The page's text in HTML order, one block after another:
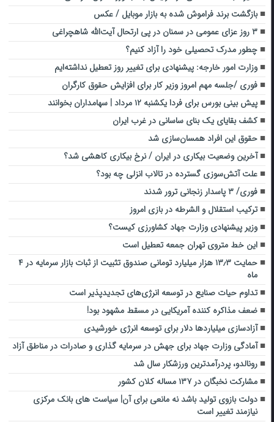
بازگشت برند فراموش شده به بازار موبایل / عکس
۳ روز عزای عمومی در سمنان در پی ارتحال آیت‌الله شاهچراغی
چطور مدرک تحصیلی خود را آزاد کنیم؟
وزارت امور خارجه: پیشنهادی برای تغییر روز تعطیل نداشته‌ایم
فوری /جلسه مهم امروز وزیر کار برای افزایش حقوق کارگران
پیش بینی بورس برای فردا یکشنبه ۱۲ مرداد | سهامداران بخوانند
کشف بقایای یک بنای ساسانی در غرب ایران
حقوق این افراد همسان‌سازی شد
آخرین وضعیت بیکاری در ایران / نرخ بیکاری کاهشی شد؟
علت آتش‌سوزی گسترده در تالاب انزلی چه بود؟
فوری/ ۳ پاسدار زنجانی ترور شدند
ترکیب استقلال و الشرطه در بازی امروز
وزیر پیشنهادی وزارت جهاد کشاورزی کیست؟
این خط متروی تهران جمعه‌ تعطیل است
حمایت ۱۳٫۳ هزار میلیارد تومانی صندوق تثبیت از ثبات بازار سرمایه در ۴
ماه
تداوم حیات صنایع در توسعه انرژی‌های تجدیدپذیر است
ضعف مذاکره کننده آمریکایی در مسقط مشهود بود!
آزادسازی میلیاردها دلار برای توسعه انرژی خورشیدی
آمادگی وزارت جهاد برای جهش در سرمایه گذاری و صادرات در مناطق آزاد
رونالدو، پردرآمدترین ورزشکار سال شد
مشارکت نخبگان در ۱۳۷ مساله کلان کشور
دولت بازوی تولید باشد نه مانعی برای آن| سیاست های بانک مرکزی
نیازمند تغییر است